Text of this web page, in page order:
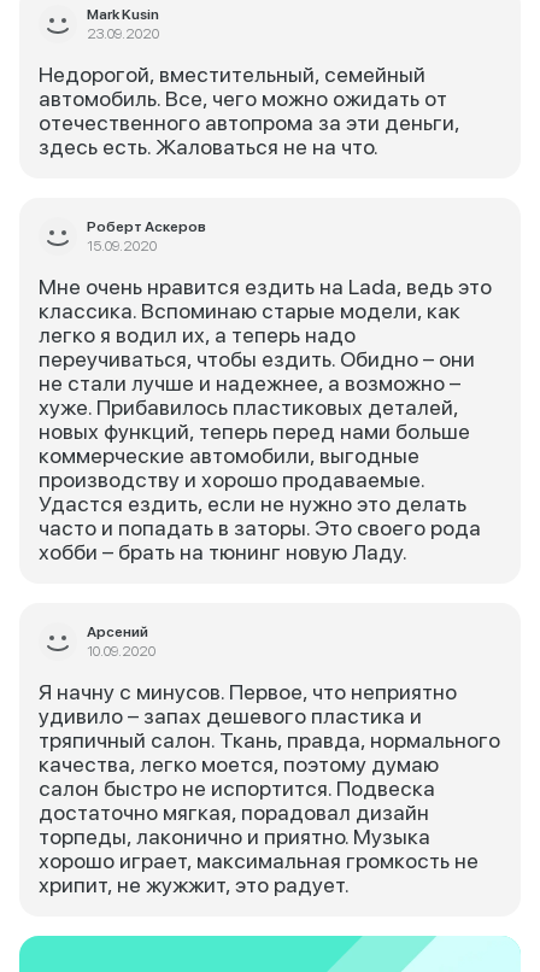
Mark Kusin
23.09.2020
Недорогой, вместительный, семейный
автомобиль. Все, чего можно ожидать от
отечественного автопрома за эти деньги,
здесь есть. Жаловаться не на что.
Роберт Аскеров
15.09.2020
Мне очень нравится ездить на Lada, ведь это
классика. Вспоминаю старые модели, как
легко я водил их, а теперь надо
переучиваться, чтобы ездить. Обидно – они
не стали лучше и надежнее, а возможно –
хуже. Прибавилось пластиковых деталей,
новых функций, теперь перед нами больше
коммерческие автомобили, выгодные
производству и хорошо продаваемые.
Удастся ездить, если не нужно это делать
часто и попадать в заторы. Это своего рода
хобби – брать на тюнинг новую Ладу.
Арсений
10.09.2020
Я начну с минусов. Первое, что неприятно
удивило – запах дешевого пластика и
тряпичный салон. Ткань, правда, нормального
качества, легко моется, поэтому думаю
салон быстро не испортится. Подвеска
достаточно мягкая, порадовал дизайн
торпеды, лаконично и приятно. Музыка
хорошо играет, максимальная громкость не
хрипит, не жужжит, это радует.